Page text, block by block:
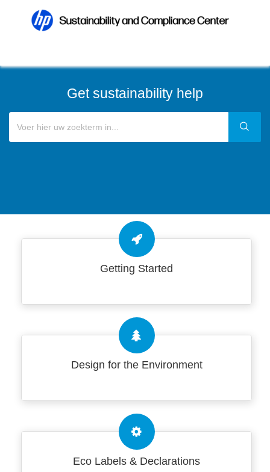
Get sustainability help
Getting Started
Design for the Environment
Eco Labels & Declarations